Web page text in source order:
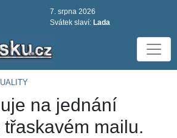
7. srpna 2026
Svátek slaví: Lada
na jednání
mailu.